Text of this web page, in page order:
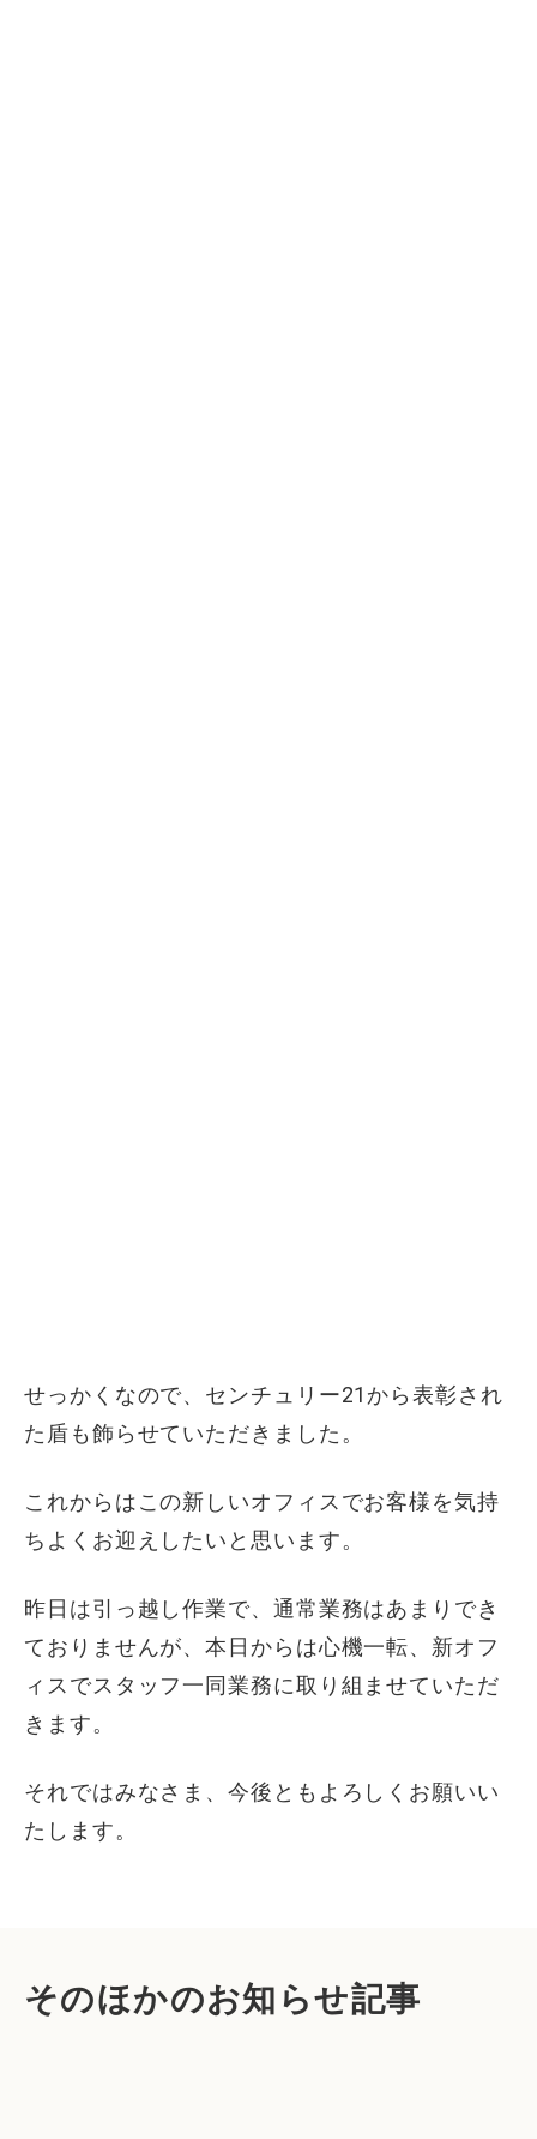
せっかくなので、センチュリー21から表彰され
た盾も飾らせていただきました。
これからはこの新しいオフィスでお客様を気持
ちよくお迎えしたいと思います。
昨日は引っ越し作業で、通常業務はあまりでき
ておりませんが、本日からは心機一転、新オフ
ィスでスタッフ一同業務に取り組ませていただ
きます。
それではみなさま、今後ともよろしくお願いい
たします。
そのほかのお知らせ記事